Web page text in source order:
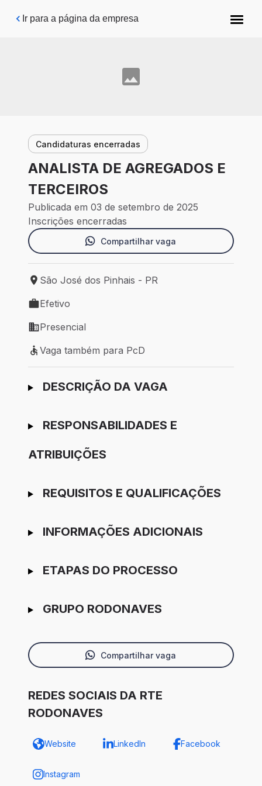
Pular para o conteúdo principal
Ir para a página da empresa
Candidaturas encerradas
ANALISTA DE AGREGADOS E
TERCEIROS
Publicada em 03 de setembro de 2025
Inscrições encerradas
Compartilhar vaga
Local de trabalho: São José dos Pinhais - PR
São José dos Pinhais - PR
Tipo de vaga: Efetivo
Efetivo
Modelo de trabalho: Presencial
Presencial
Vaga também para PcD
Vaga também para PcD
Ir para candidatura
DESCRIÇÃO DA VAGA
RESPONSABILIDADES E
ATRIBUIÇÕES
REQUISITOS E QUALIFICAÇÕES
INFORMAÇÕES ADICIONAIS
ETAPAS DO PROCESSO
GRUPO RODONAVES
Compartilhar vaga
REDES SOCIAIS DA RTE
RODONAVES
Website LinkedIn Facebook
Instagram